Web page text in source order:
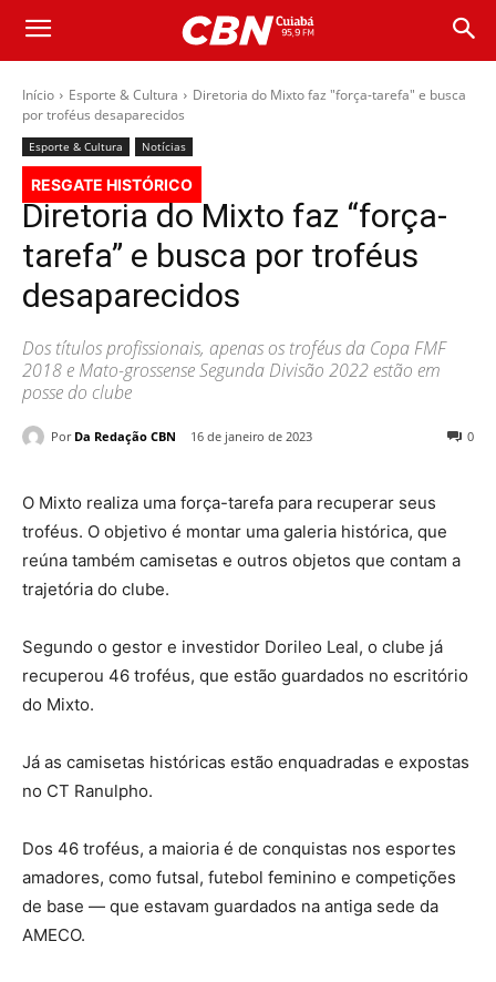
Início Esporte & Cultura
Diretoria do Mixto faz "força-tarefa" e busca
por troféus desaparecidos
Esporte & Cultura Notícias
RESGATE HISTÓRICO
Diretoria do Mixto faz “força-
tarefa” e busca por troféus
desaparecidos
Dos títulos profissionais, apenas os troféus da Copa FMF
2018 e Mato-grossense Segunda Divisão 2022 estão em
posse do clube
Por Da Redação CBN 16 de janeiro de 2023 0
O Mixto realiza uma força-tarefa para recuperar seus
troféus. O objetivo é montar uma galeria histórica, que
reúna também camisetas e outros objetos que contam a
trajetória do clube.
Segundo o gestor e investidor Dorileo Leal, o clube já
recuperou 46 troféus, que estão guardados no escritório
do Mixto.
Já as camisetas históricas estão enquadradas e expostas
no CT Ranulpho.
Dos 46 troféus, a maioria é de conquistas nos esportes
amadores, como futsal, futebol feminino e competições
de base — que estavam guardados na antiga sede da
AMECO.